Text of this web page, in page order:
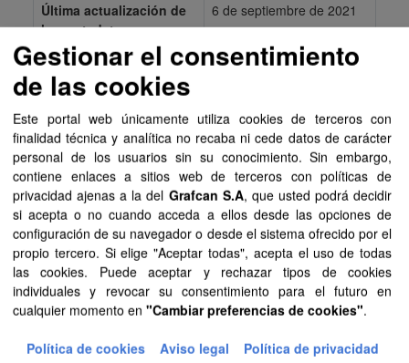
Recursos
Aprobación Definitiva...
Aprobación Definitiva...
Aprobación Definitiva...
Última actualización de
los metadatos
6 de septiembre de 2021
Formato
HTML
Licencia
Gobierno de Canarias
Mostrar más
Gestionar el consentimiento
de las cookies
Este portal web únicamente utiliza cookies de terceros con
finalidad técnica y analítica no recaba ni cede datos de carácter
personal de los usuarios sin su conocimiento. Sin embargo,
contiene enlaces a sitios web de terceros con políticas de
privacidad ajenas a la del Grafcan S.A, que usted podrá decidir
si acepta o no cuando acceda a ellos desde las opciones de
configuración de su navegador o desde el sistema ofrecido por el
propio tercero. Si elige "Aceptar todas", acepta el uso de todas
las cookies. Puede aceptar y rechazar tipos de cookies
individuales y revocar su consentimiento para el futuro en
cualquier momento en "Cambiar preferencias de cookies".
Política de cookies Aviso legal Política de privacidad